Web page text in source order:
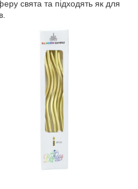
свята та підходять як для